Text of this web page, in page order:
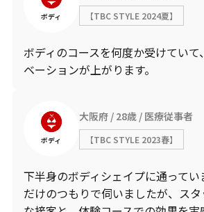
ボディ 【TBC STYLE 2024夏】
ボディのコースを何度か受けてい
ベーションが上がります。
ボディ
大阪府 28歳 医療従事者
【TBC STYLE 2023春】
下半身のボディシェイプに通って
だけのつもりで伺いましたが、ス